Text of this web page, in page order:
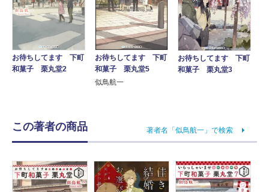
お待ちしてます 下町
和菓子 栗丸堂2
お待ちしてます 下町
和菓子 栗丸堂5
似鳥航一
お待ちしてます 下町
和菓子 栗丸堂3
この著者の商品 著者名「似鳥航一」で検索